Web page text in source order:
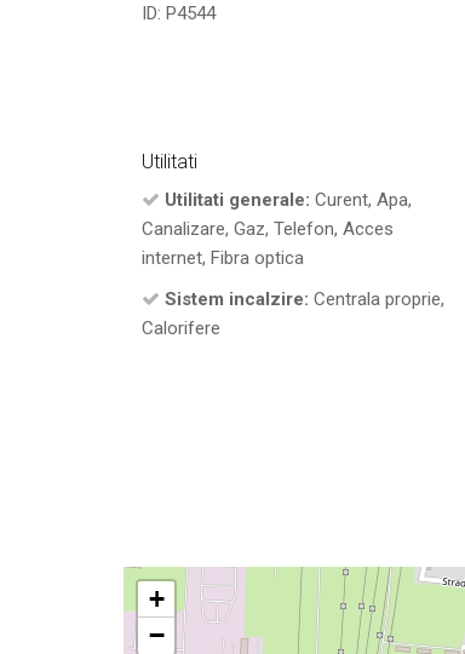
ID: P4544
Utilitati
Utilitati generale: Curent, Apa,
Canalizare, Gaz, Telefon, Acces
internet, Fibra optica
Sistem incalzire: Centrala proprie,
Calorifere
+
−